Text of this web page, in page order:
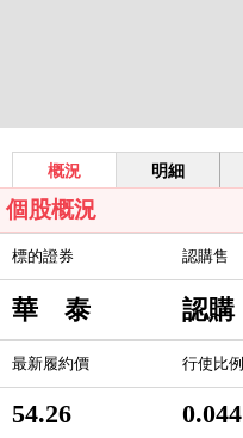
概況 明細
個股概況
標的證券 認購售
華 泰 認購
最新履約價 行使比例
54.26 0.044